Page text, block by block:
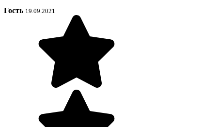
Гость 19.09.2021